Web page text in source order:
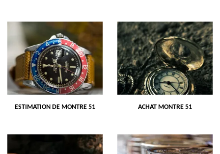
ESTIMATION DE MONTRE 51 ACHAT MONTRE 51